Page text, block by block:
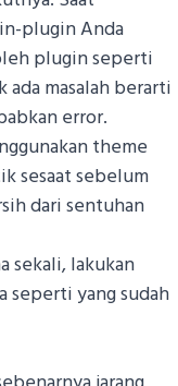
plugin Anda
plugin seperti
ada masalah berarti
error.
theme
sesaat sebelum
dari sentuhan
sekali, lakukan
seperti yang sudah